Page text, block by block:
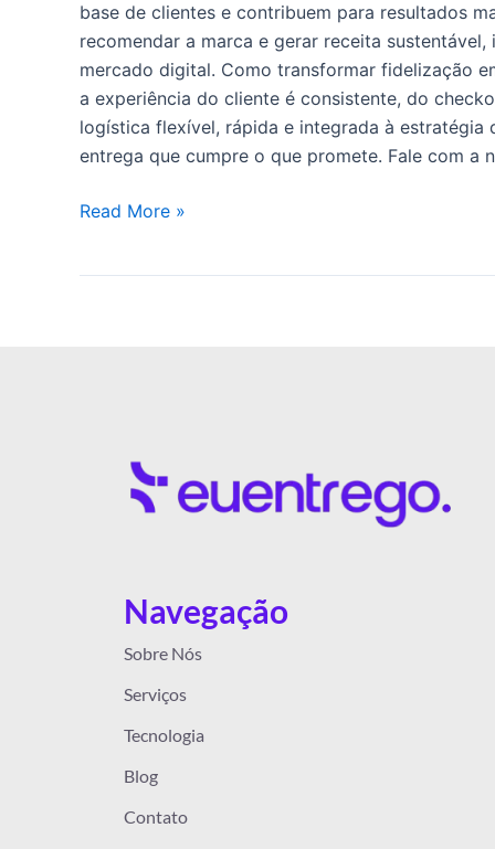
base de clientes e contribuem para resultados
recomendar a marca e gerar receita
mercado digital. Como transformar fidelização
a experiência do cliente é consistente, do
logística flexível, rápida e integrada à
entrega que cumpre o que promete. Fale com a
Read More »
Navegação
Sobre Nós
Serviços
Tecnologia
Blog
Contato